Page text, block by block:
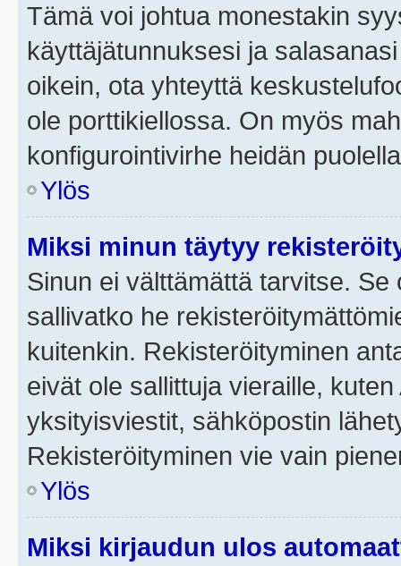
Tämä voi johtua monestakin
käyttäjätunnuksesi ja
oikein, ota yhteyttä
ole porttikiellossa. On myös
konfigurointivirhe heidän
Ylös
Miksi minun täytyy
Sinun ei välttämättä tarvitse.
sallivatko he
kuitenkin. Rekisteröityminen
eivät ole sallittuja vieraille,
yksityisviestit, sähköpostin
Rekisteröityminen vie vain
Ylös
Miksi kirjaudun ulos